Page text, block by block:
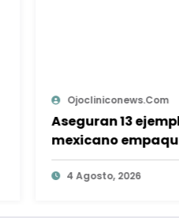
Presentan
Áreas
-2030 para
5 Agosto, 2026